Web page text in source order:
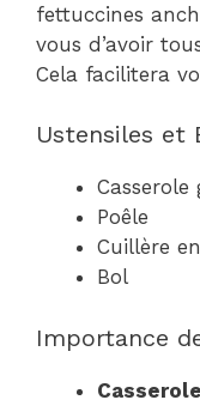
fettuccines
vous d’avoir
Cela facilitera
Ustensiles et
Casserole
Poêle
Cuillère
Bol
Importance